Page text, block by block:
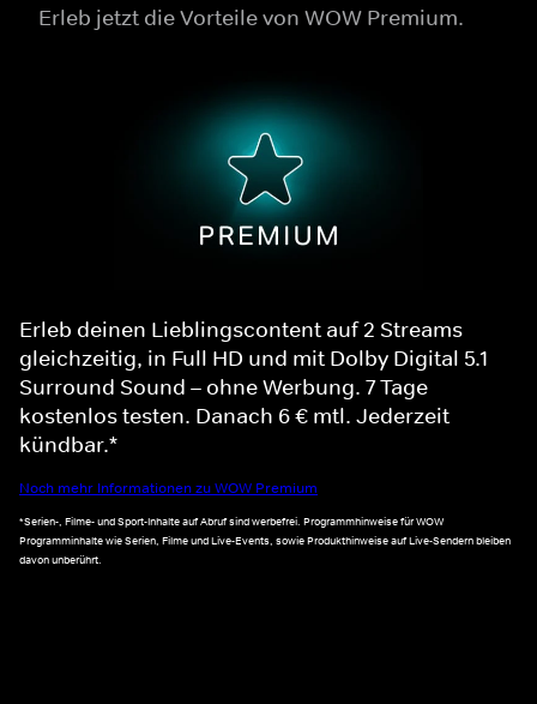
Erleb jetzt die Vorteile von WOW Premium.
Erleb deinen Lieblingscontent auf 2 Streams
gleichzeitig, in Full HD und mit Dolby Digital 5.1
Surround Sound – ohne Werbung. 7 Tage
kostenlos testen. Danach 6 € mtl. Jederzeit
kündbar.*
Noch mehr Informationen zu WOW Premium
*Serien-, Filme- und Sport-Inhalte auf Abruf sind werbefrei. Programmhinweise für WOW
Programminhalte wie Serien, Filme und Live-Events, sowie Produkthinweise auf Live-Sendern bleiben
davon unberührt.